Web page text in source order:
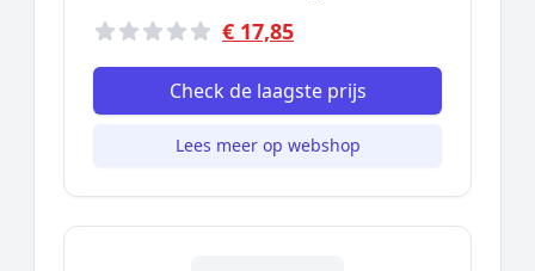
€ 17,85
Check de laagste prijs
Lees meer op webshop